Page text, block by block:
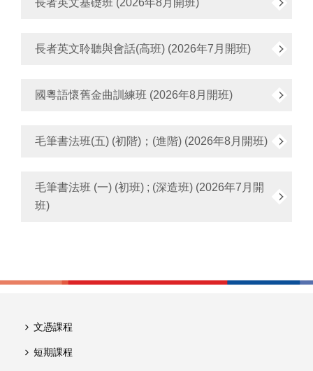
長者英文基礎班 (2026年8月開班)
長者英文聆聽與會話(高班) (2026年7月開班)
國粵語懷舊金曲訓練班 (2026年8月開班)
毛筆書法班(五) (初階)；(進階) (2026年8月開班)
毛筆書法班 (一) (初班) ; (深造班) (2026年7月開
班)
文憑課程
短期課程